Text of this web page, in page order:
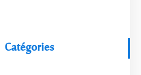
Catégories